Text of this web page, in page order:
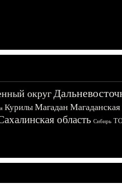
округ
Курилы Магадан Магаданская
область Сибирь